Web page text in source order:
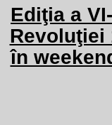
Ediţia a
Revoluţiei
în